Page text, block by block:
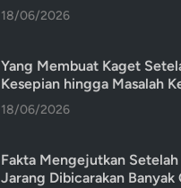
18/06/2026
Yang Membuat Kaget
Kesepian hingga Masalah
18/06/2026
Fakta Mengejutkan
Jarang Dibicarakan Banyak